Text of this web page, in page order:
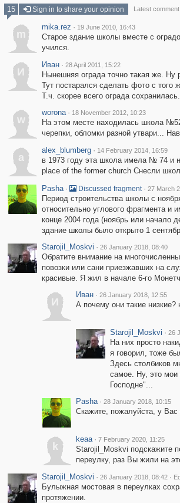
15 Sign in to share your opinion Latest
m
mika.rez · 19 June 2010, 16:43
Старое здание школы вместе с
учился.
И
Иван · 28 April 2011, 15:22
Нынешняя ограда точно такая же. Ну
Тут постарался сделать фото с того
Т.ч. скорее всего ограда сохранилась.
w
worona · 18 November 2012, 10:23
На этом месте находилась школа
черепки, обломки разной утвари...
a
alex_blumberg · 14 February 2014, 16:59
в 1973 году эта школа имела № 74 и
place of the former church Снесли
Pasha · Discussed fragment · 27 March
Период строительства школы с
относительно углового фрагмента и
конце 2004 года (ноябрь или начало
здание школы было открыто 1
Starojil_Moskvi · 26 January 2018, 08:40
Обратите внимание на
повозки или сани приезжавших на
красивые. Я жил в начале 6-го
И
Иван · 26 January 2018, 12:55
А почему они такие
Starojil_Moskvi · 26
На них просто
я говорил, тоже
Здесь столбиков
самое. Ну, это мои
Господне"...
Pasha · 28 January 2018, 10:15
Скажите, пожалуйста, у Вас
k
keaa · 7 February 2020, 11:25
Starojil_Moskvi подскажите
переулку, раз Вы жили на
Starojil_Moskvi · 26 January 2018, 08:42 ·
Булыжная мостовая в переулках
протяжении.